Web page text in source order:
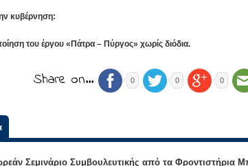
κυβέρνηση:
του έργου «Πάτρα – Πύργος» χωρίς διόδια.
Share on… 0 0 0
Σεμινάριο Συμβουλευτικής από τα Φροντιστήρια